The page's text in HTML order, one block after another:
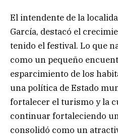
El intendente de la
García, destacó el
tenido el festival. Lo que
como un pequeño
esparcimiento de los
una política de Estado
fortalecer el turismo y la
continuar fortaleciendo
consolidó como un